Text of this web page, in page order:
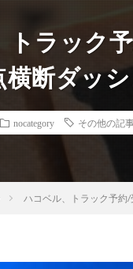
トラック
横断ダッ
nocategory その他の記
ハコベル、トラック予約